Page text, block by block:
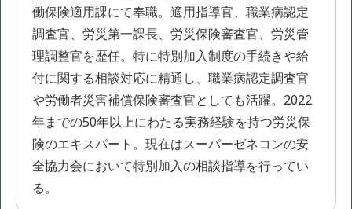
働保険適用課にて奉職。適用指導官、職業病認定
調査官、労災第一課長、労災保険審査官、労災管
理調整官を歴任。特に特別加入制度の手続きや給
付に関する相談対応に精通し、職業病認定調査官
や労働者災害補償保険審査官としても活躍。2022
年までの50年以上にわたる実務経験を持つ労災保
険のエキスパート。現在はスーパーゼネコンの安
全協力会において特別加入の相談指導を行ってい
る。